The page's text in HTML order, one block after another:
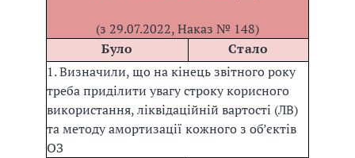
(з 29.07.2022, Наказ № 148)
Було
Стало
1. Визначили, що на кінець звітного року
треба приділити увагу строку корисного
використання, ліквідаційній вартості (ЛВ)
та методу амортизації кожного з об’єктів
ОЗ